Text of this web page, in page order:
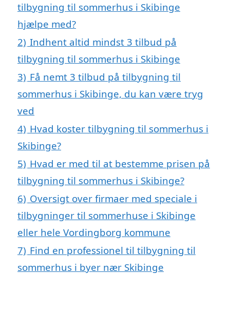
tilbygning til sommerhus i Skibinge
hjælpe med?
2) Indhent altid mindst 3 tilbud på
tilbygning til sommerhus i Skibinge
3) Få nemt 3 tilbud på tilbygning til
sommerhus i Skibinge, du kan være tryg
ved
4) Hvad koster tilbygning til sommerhus i
Skibinge?
5) Hvad er med til at bestemme prisen på
tilbygning til sommerhus i Skibinge?
6) Oversigt over firmaer med speciale i
tilbygninger til sommerhuse i Skibinge
eller hele Vordingborg kommune
7) Find en professionel til tilbygning til
sommerhus i byer nær Skibinge